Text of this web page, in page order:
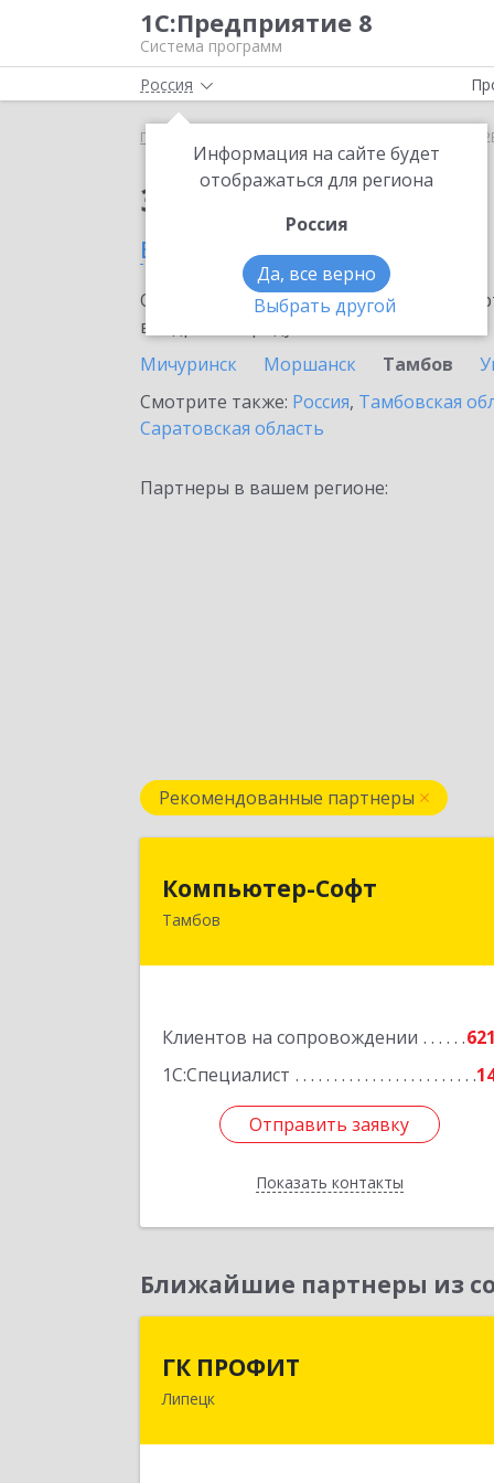
1С:Предприятие 8
Система программ
Россия
Информация на сайте будет
отображаться для региона
Россия
Да, все верно
Выбрать другой
Главная 1С:СБП
Заказать 1С:СБП C2B
в Тамбове
Ознакомьтесь с информационными
внедрение продукта.
Мичуринск
Моршанск Тамбов
Смотрите также: Россия, Тамбовская
Саратовская область
Партнеры в вашем регионе:
Рекомендованные партнеры
Компьютер-Софт
Тамбов
Клиентов на сопровождении
621
1С:Специалист
Отправить заявку
Показать контакты
Компьютер-Софт
392000, Тамбовская обл, Тамбов г,
Отправить заявку
Назад
Ближайшие партнеры из
ГК ПРОФИТ
Липецк398001, Липецкая обл, Липецк г,